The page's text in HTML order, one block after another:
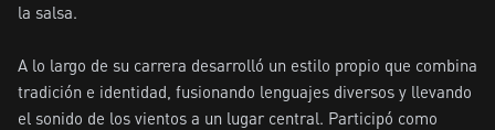
la salsa.
A lo largo de su carrera desarrolló un estilo propio que combina
tradición e identidad, fusionando lenguajes diversos y llevando
el sonido de los vientos a un lugar central. Participó como